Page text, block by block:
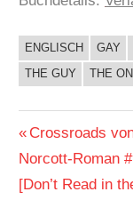
BUCHIGES
ENGLISCH GAY
THE GUY
THE
Vorheriger
Beitrag:
Crossroads
Norcott-Roman
Nächster
[Don’t Read in